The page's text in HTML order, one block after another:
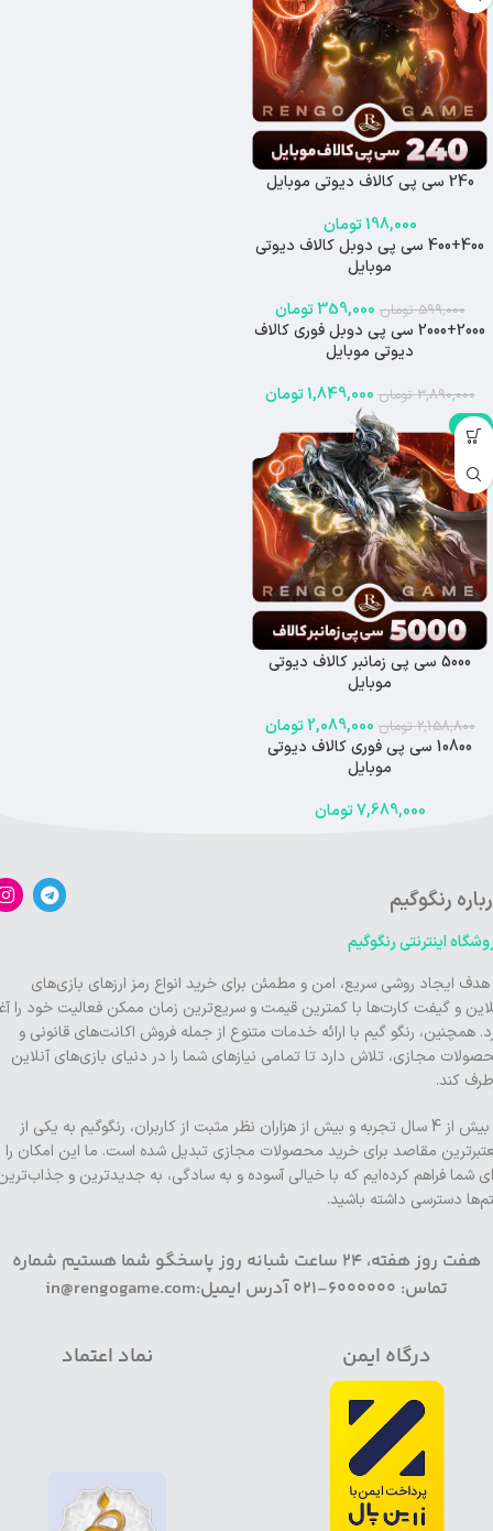
240 سی پی کالاف دیوتی موبایل
198,000تومان
-40%
400+400 سی پی دوبل کالاف دیوتی
موبایل
599,000 تومان 359,000تومان
-52%
2000+2000 سی پی دوبل فوری کالاف
دیوتی موبایل
3,890,000 تومان 1,849,000تومان
-3%
5000 سی پی زمانبر کالاف دیوتی
موبایل
2,158,800 تومان 2,089,000 تومان
-13%
10800 سی پی فوری کالاف دیوتی
موبایل
7,689,000تومان
رنگوگیم
اینترنتی رنگوگیم
هدف ایجاد روشی سریع، امن و مطمئن برای خرید انواع رمز ارزهای بازی‌های
و گیفت کارت‌ها با کمترین قیمت و سریع‌ترین زمان ممکن فعالیت خود را
همچنین، رنگو گیم با ارائه خدمات متنوع از جمله فروش اکانت‌های قانونی و
مجازی، تلاش دارد تا تمامی نیازهای شما را در دنیای بازی‌های آنلاین
کند.
با بیش از 4 سال تجربه و بیش از هزاران نظر مثبت از کاربران، رنگوگیم به یکی از
مقاصد برای خرید محصولات مجازی تبدیل شده است. ما این امکان را
شما فراهم کرده‌ایم که با خیالی آسوده و به سادگی، به جدیدترین و
دسترسی داشته باشید.
هفت روز هفته، 24 ساعت شبانه روز پاسخگو شما هستیم شماره
تماس: 6000000-021 آدرس ایمیل:in@rengogame.com
درگاه ایمن نماد اعتماد